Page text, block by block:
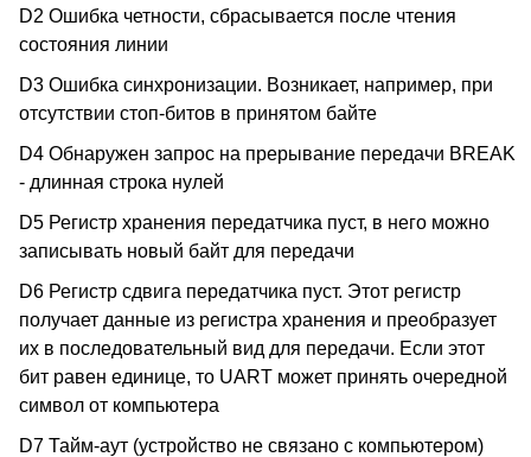
D2 Ошибка четности, сбрасывается после чтения
состояния линии
D3 Ошибка синхронизации. Возникает, например, при
отсутствии стоп-битов в принятом байте
D4 Обнаружен запрос на прерывание передачи BREAK
- длинная строка нулей
D5 Регистр хранения передатчика пуст, в него можно
записывать новый байт для передачи
D6 Регистр сдвига передатчика пуст. Этот регистр
получает данные из регистра хранения и преобразует
их в последовательный вид для передачи. Если этот
бит равен единице, то UART может принять очередной
символ от компьютера
D7 Тайм-аут (устройство не связано с компьютером)